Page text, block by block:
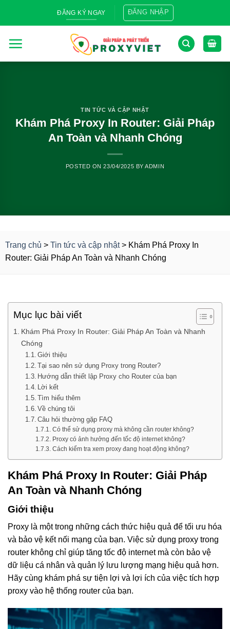
ĐĂNG KÝ NGAY ĐĂNG NHẬP
TIN TỨC VÀ CẬP NHẬT
Khám Phá Proxy In Router: Giải Pháp
An Toàn và Nhanh Chóng
POSTED ON23/04/2025 BYADMIN
Trang chủ > Tin tức và cập nhật> Khám Phá Proxy In
Router: Giải Pháp An Toàn và Nhanh Chóng
Mục lục bài viết
Khám Phá Proxy In Router: Giải Pháp An Toàn và Nhanh
Chóng
Giới thiệu
Tại sao nên sử dụng Proxy trong Router?
Hướng dẫn thiết lập Proxy cho Router của bạn
Lời kết
Tìm hiểu thêm
Về chúng tôi
Câu hỏi thường gặp FAQ
Có thể sử dụng proxy mà không cần router không?
Proxy có ảnh hưởng đến tốc độ internet không?
Cách kiểm tra xem proxy đang hoạt động không?
Khám Phá Proxy In Router: Giải Pháp
An Toàn và Nhanh Chóng
Giới thiệu
Proxy là một trong những cách thức hiệu quả để tối ưu hóa
và bảo vệ kết nối mạng của bạn. Việc sử dụng proxy trong
router không chỉ giúp tăng tốc độ internet mà còn bảo vệ
dữ liệu cá nhân và quản lý lưu lượng mạng hiệu quả hơn.
Hãy cùng khám phá sự tiện lợi và lợi ích của việc tích hợp
proxy vào hệ thống router của bạn.